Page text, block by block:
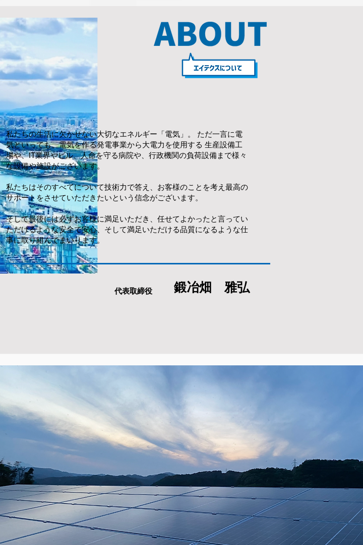
私たちの生活に欠かせない大切なエネルギー「電気」。 ただ一言に電
気といっても、電気を作る発電事業から大電力を使用する 生産設備工
場や、IT業界やビル、人命を守る病院や、行政機関の負荷設備まで様々
な設備や施設がございます。
私たちはそのすべてについて技術力で答え、お客様のことを考え最高の
サポートをさせていただきたいという信念がございます。
そして最後には必ずお客様に満足いただき、任せてよかったと言ってい
ただけるような安全で安心、そして満足いただける品質になるような仕
事に取り組んでまいります。
​代表取締役 鍛冶畑 雅弘